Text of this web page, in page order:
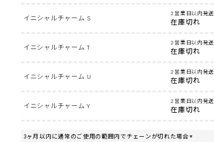
イニシャルチャーム S
2営業日以内発送
在庫切れ
イニシャルチャーム T
2営業日以内発送
在庫切れ
イニシャルチャーム U
2営業日以内発送
在庫切れ
イニシャルチャーム Y
2営業日以内発送
在庫切れ
3ヶ月以内に通常のご使用の範囲内でチェーンが切れた場合